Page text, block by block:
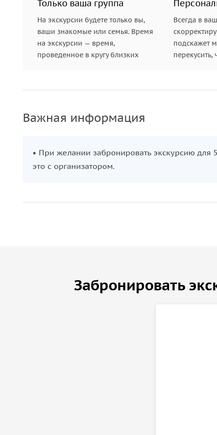
энергетика Патонга в самом её расцвете. Мы
коктейли под открытым небом станут
Только ваша группа
На экскурсии будете только вы,
ваши знакомые или семья. Время
на экскурсии — время,
проведенное в кругу близких
Всегда в
подскажет
перекусить,
Важная информация
• При желании забронировать экскурсию для
это с организатором.
Забронировать